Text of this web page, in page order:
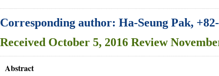
Corresponding author: Ha-Seung Pak,
Received October 5, 2016 Review
Abstract